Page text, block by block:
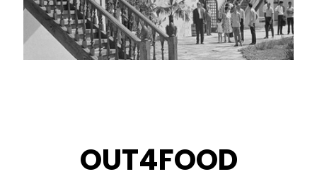
OUT4FOOD